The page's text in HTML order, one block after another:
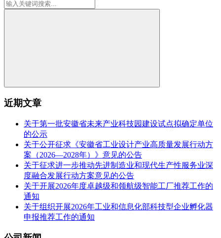
近期文章
关于第一批安徽省未来产业科技园建设试点拟确定单位
的公示
关于公开征求《安徽省工业设计产业高质量发展行动方
案（2026—2028年）》意见的公告
关于征求进一步推动先进制造业和现代生产性服务业深
度融合发展行动方案意见的公告
关于开展2026年度卓越级和领航级智能工厂推荐工作的
通知
关于组织开展2026年工业和信息化部科技型企业孵化器
申报推荐工作的通知